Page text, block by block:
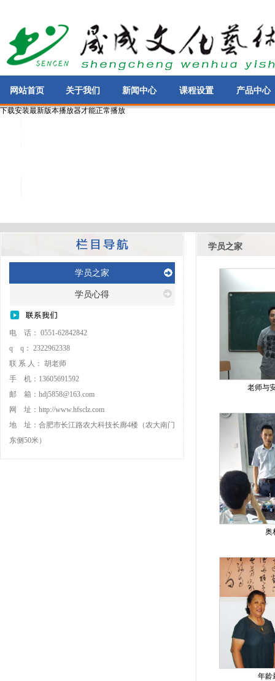
网站首页 关于我们 新闻中心 课程设置 产品中心
下载安装最新版本播放器才能正常播放
学员之家
学员心得
电 话： 0551-62842842
q q： 2322962338
联 系 人： 胡老师
手 机：13605691592
邮 箱：hdj5858@163.com
网 址：http://www.hfsclz.com
地 址：合肥市长江路农大科技长廊4楼（农大南门
东侧50米）
学员之家
老师与
奥
年龄